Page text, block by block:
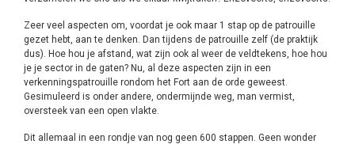
Zeer veel aspecten om, voordat je ook maar 1 stap op de patrouille
gezet hebt, aan te denken. Dan tijdens de patrouille zelf (de praktijk
dus). Hoe hou je afstand, wat zijn ook al weer de veldtekens, hoe hou
je je sector in de gaten? Nu, al deze aspecten zijn in een
verkenningspatrouille rondom het Fort aan de orde geweest.
Gesimuleerd is onder andere, ondermijnde weg, man vermist,
oversteek van een open vlakte.
Dit allemaal in een rondje van nog geen 600 stappen. Geen wonder